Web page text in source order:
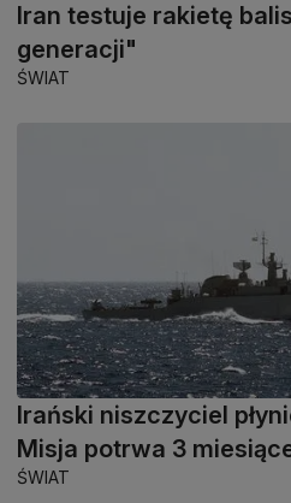
Iran testuje rakietę
generacji"
ŚWIAT
Irański niszczyciel
Misja potrwa 3
ŚWIAT